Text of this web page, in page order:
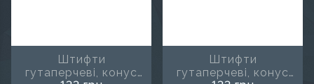
Штифти
гутаперчеві, конус
Штифти
гутаперчеві, конус